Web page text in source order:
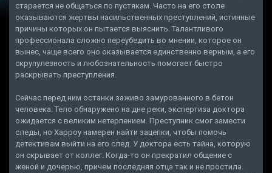
старается не общаться по пустякам. Часто на его столе
оказываются жертвы насильственных преступлений, истинные
причины которых он пытается выяснить. Талантливого
профессионала сложно переубедить во мнении, которое он
вынес, чаще всего оно оказывается единственно верным, а его
скрупулезность и любознательность помогает быстро
раскрывать преступления.
Сейчас перед ним останки заживо замурованного в бетон
человека. Тело обнаружено на дне реки, экспертиза доктора
ожидается с великим нетерпением. Преступник смог замести
следы, но Харроу намерен найти зацепки, чтобы помочь
детективам выйти на его след. У доктора есть тайна, которую
он скрывает от коллег. Когда-то он прекратил общение с
женой и дочерью, причем последняя отца так и не простила.